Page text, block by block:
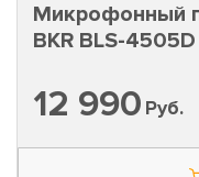
Микрофонный
BKR BLS-4505D
12 990 Руб.